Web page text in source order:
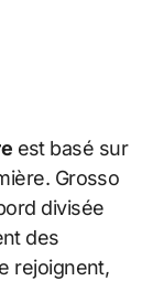
est basé sur
Grosso
divisée
des
rejoignent,